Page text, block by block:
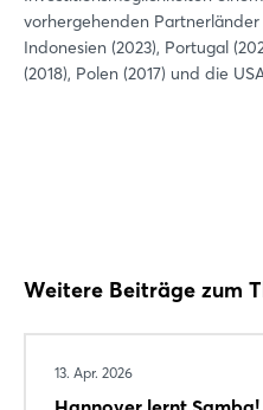
vorhergehenden
Indonesien (2023), Portugal
(2018), Polen (2017) und die
Weitere Beiträge zum
13. Apr. 2026